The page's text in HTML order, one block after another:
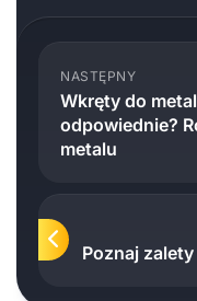
NASTĘPNY
Wkręty do
odpowiednie?
metalu
Poznaj